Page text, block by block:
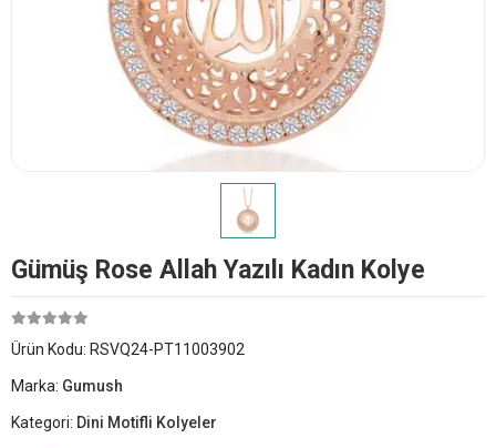
Gümüş Rose Allah Yazılı Kadın Kolye
Ürün Kodu: RSVQ24-PT11003902
Marka: Gumush
Kategori: Dini Motifli Kolyeler